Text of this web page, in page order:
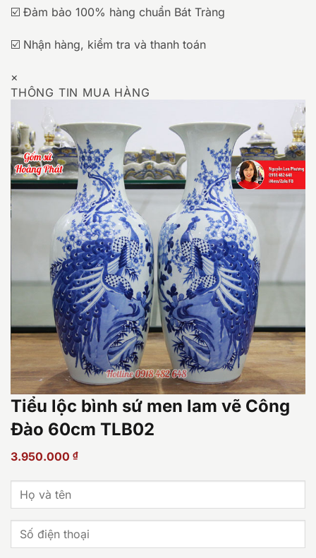
☑️ Đảm bảo 100% hàng chuẩn Bát Tràng
☑️ Nhận hàng, kiểm tra và thanh toán
×
THÔNG TIN MUA HÀNG
Tiểu lộc bình sứ men lam vẽ Công
Đào 60cm TLB02
3.950.000 ₫